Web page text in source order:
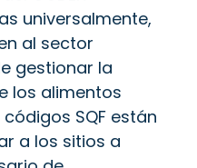
universalmente,
al sector
gestionar la
los alimentos
SQF están
a los sitios a